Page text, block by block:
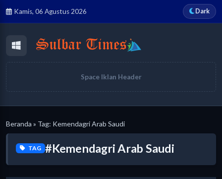
Kamis, 06 Agustus 2026 Dark
Space Iklan Header
Beranda » Tag: Kemendagri Arab Saudi
TAG #Kemendagri Arab Saudi